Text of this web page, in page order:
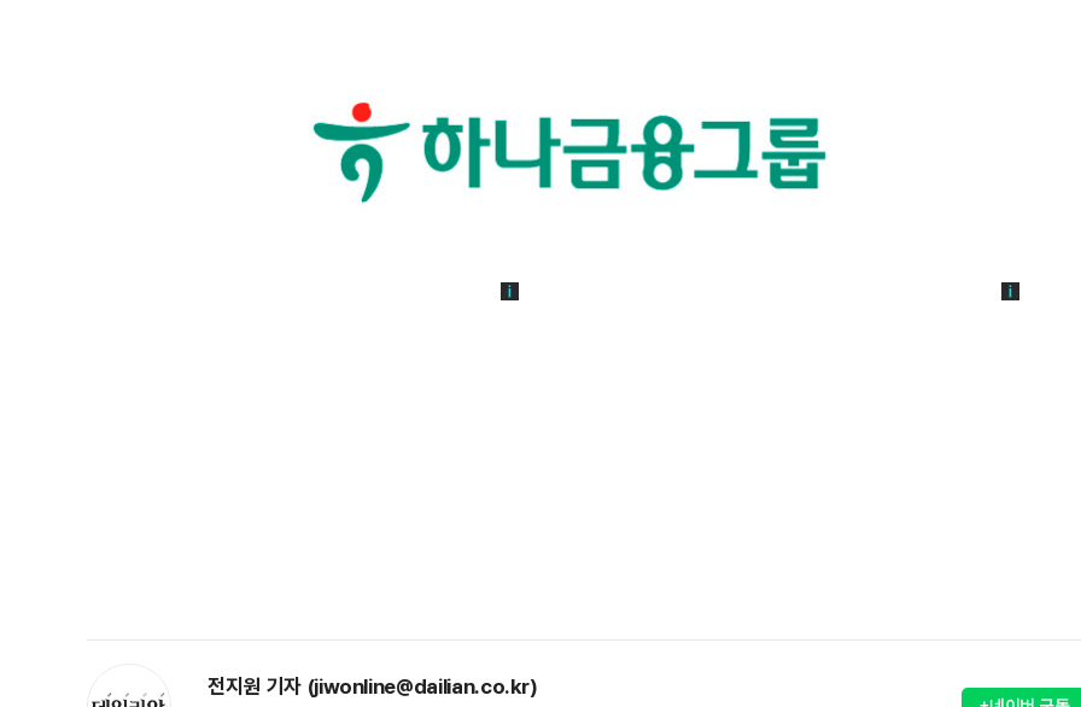
전지원 기자 (jiwonline@dailian.co.kr)